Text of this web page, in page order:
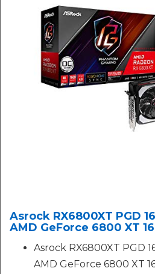
Asrock RX6800XT PGD
AMD GeForce 6800 XT
Asrock RX6800XT PGD
AMD GeForce 6800 XT